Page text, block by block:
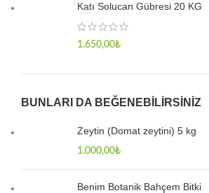
Katı Solucan Gübresi 20 KG
1.650,00₺
BUNLARI DA BEĞENEBILIRSINIZ
Zeytin (Domat zeytini) 5 kg
1.000,00₺
Benim Botanik Bahçem Bitki